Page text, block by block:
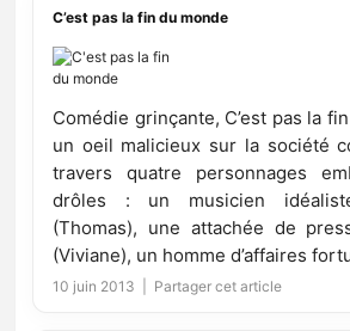
C’est pas la fin du monde
Comédie grinçante, C’est pas la
un oeil malicieux sur la société
travers quatre personnages
drôles : un musicien
(Thomas), une attachée de
(Viviane), un homme d’affaires
10 juin 2013 | Partager cet article